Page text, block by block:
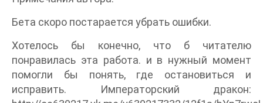
Бета скоро постарается убрать ошибки.
Хотелось бы конечно, что б читателю
понравилась эта работа. и в нужный момент
помогли бы понять, где остановиться и
исправить. Императорский дракон: